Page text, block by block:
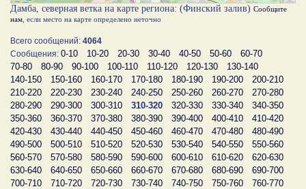
Дамба, северная ветка на карте региона: (Финский залив) Сообщите
нам , если место на карте определено неточно
Всего сообщений: 4064
Сообщения: 0-10 10-20 20-30 30-40 40-50 50-60
60-70
70-80
80-90 90-100 100-110 110-120 120-130
130-140
140-150
150-160 160-170 170-180 180-190 190-200
200-210
210-220
220-230 230-240 240-250 250-260 260-270
270-280
280-290
290-300 300-310 310-320 320-330 330-340
340-350
350-360
360-370 370-380 380-390 390-400 400-410
410-420
420-430
430-440 440-450 450-460 460-470 470-480
480-490
490-500
500-510 510-520 520-530 530-540 540-550
550-560
560-570
570-580 580-590 590-600 600-610 610-620
620-630
630-640
640-650 650-660 660-670 670-680 680-690
690-700
700-710
710-720 720-730 730-740 740-750 750-760
760-770